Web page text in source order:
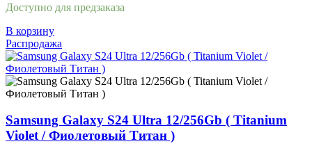
Доступно для предзаказа
В корзину
Распродажа
Samsung Galaxy S24 Ultra 12/256Gb ( Titanium
Violet / Фиолетовый Титан )